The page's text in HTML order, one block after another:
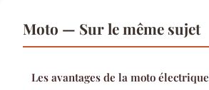
Moto — Sur le même sujet
Les avantages de la moto électrique